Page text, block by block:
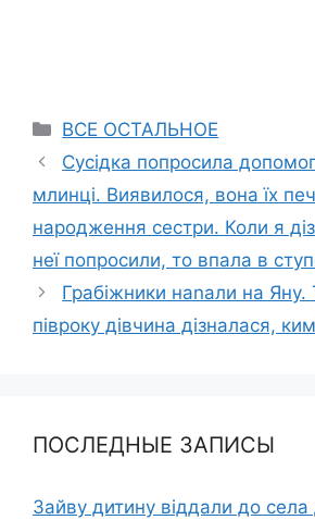
Categories
ВСЕ ОСТАЛЬНОЕ
Сусідка попросила
млинці. Виявилося, вона їх
народження сестри. Коли я
неї попросили, то впала в
Грабіжники наnали на Яну.
півроку дівчина дізналася, ким
ПОСЛЕДНЫЕ ЗАПИСЫ
Зайву дитину віддали до